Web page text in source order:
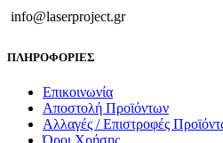
info@laserproject.gr
ΠΛΗΡΟΦΟΡΙΕΣ
Επικοινωνία
Αποστολή Προϊόντων
Αλλαγές / Επιστροφές